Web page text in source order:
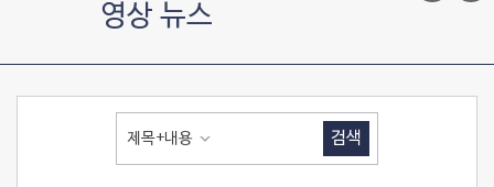
영상 뉴스
제목+내용 검색